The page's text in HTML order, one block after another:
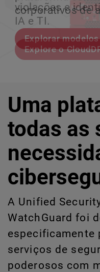
corporativos de
Explorar modelos
violações e
IA e TI.
Explore o
perder o ritmo.
Conheça Rai
crescimento
Conheça o
Uma
todas as
A Unified
WatchGuard foi
especificamente
serviços de
poderosos com